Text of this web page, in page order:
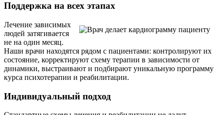
Поддержка на всех этапах
Лечение зависимых
людей затягивается
не на один месяц.
Наши врачи находятся рядом с пациентами: контролируют их
состояние, корректируют схему терапии в зависимости от
динамики, выстраивают и подбирают уникальную программу
курса психотерапии и реабилитации.
Индивидуальный подход